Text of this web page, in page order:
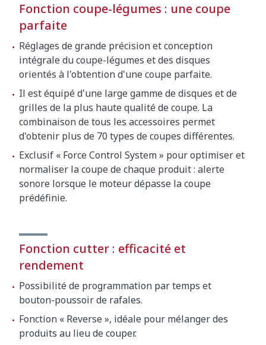
Poid brut
32.9 kg
Fonction coupe-légumes : une coupe
parfaite
Réglages de grande précision et conception
intégrale du coupe-légumes et des disques
orientés à l'obtention d'une coupe parfaite.
Il est équipé d'une large gamme de disques et de
grilles de la plus haute qualité de coupe. La
combinaison de tous les accessoires permet
d'obtenir plus de 70 types de coupes différentes.
Exclusif « Force Control System » pour optimiser et
normaliser la coupe de chaque produit : alerte
sonore lorsque le moteur dépasse la coupe
prédéfinie.
Fonction cutter : efficacité et
rendement
Possibilité de programmation par temps et
bouton-poussoir de rafales.
Fonction « Reverse », idéale pour mélanger des
produits au lieu de couper.